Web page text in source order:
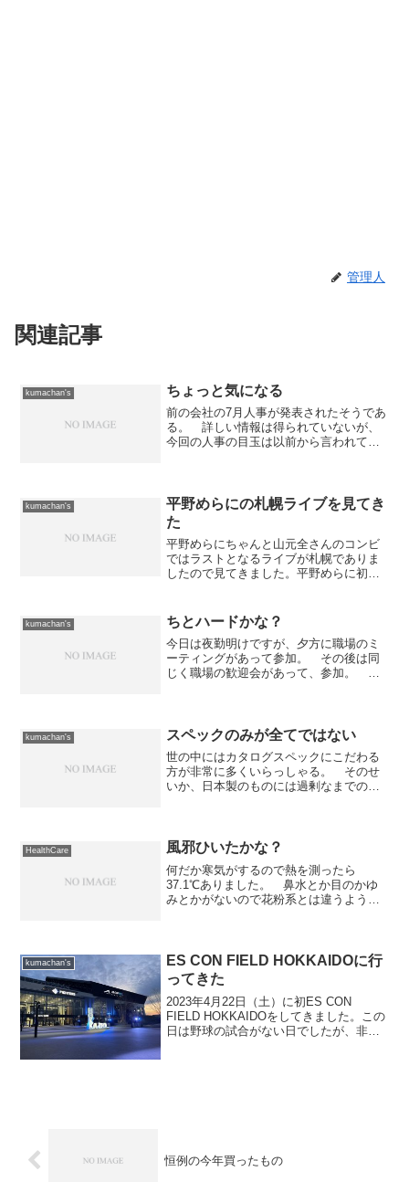
管理人
関連記事
kumachan's ちょっと気になる
前の会社の7月人事が発表されたそうであ
る。 詳しい情報は得られていないが、
今回の人事の目玉は以前から言われてい
ム部にいたメンバーのう...
kumachan's
平野めらにの札幌ライブを見てき
た
平野めらにちゃんと山元全さんのコンビ
ではラストとなるライブが札幌でありま
したので見てきました。平野めらに初遠
来、8ヶ月ぶりに会うめらにちゃんを楽し
みにして、この日を...
kumachan's ちとハードかな？
今日は夜勤明けですが、夕方に職場のミ
ーティングがあって参加。 その後は同
じく職場の歓迎会があって、参加。 そ
が、夕方に会社のミーテ...
kumachan's スペックのみが全てではない
世の中にはカタログスペックにこだわる
方が非常に多くいらっしゃる。 そのせ
いか、日本製のものには過剰なまでのカ
いらっしゃるのであろうか...
HealthCare 風邪ひいたかな？
何だか寒気がするので熱を測ったら
37.1℃ありました。 鼻水とか目のかゆ
みとかがないので花粉系とは違うような
り）していたので、やられち...
kumachan's
ES CON FIELD HOKKAIDOに行
ってきた
2023年4月22日（土）に初ES CON
FIELD HOKKAIDOをしてきました。この
日は野球の試合がない日でしたが、非開
恒例の今年買ったもの